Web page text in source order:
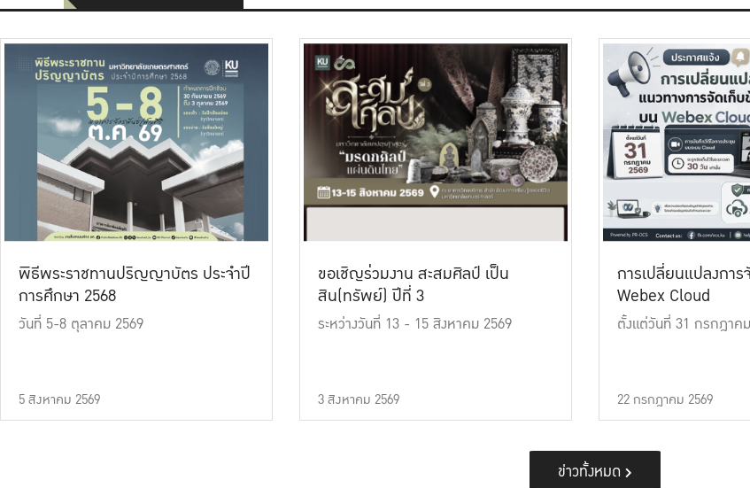
พิธีพระราชทานปริญญาบัตร ประจำปี
การศึกษา 2568
วันที่ 5-8 ตุลาคม 2569
5 สิงหาคม 2569
ขอเชิญร่วมงาน สะสมศิลป์ เป็น
สิน(ทรัพย์) ปีที่ 3
ระหว่างวันที่ 13 - 15 สิงหาคม 2569
3 สิงหาคม 2569
การเปลี่ยนแปลงกา
Webex Cloud
ตั้งแต่วันที่ 31 กรกฎาค
22 กรกฎาคม 2569
ข่าวทั้งหมด